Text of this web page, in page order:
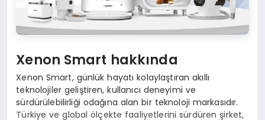
Xenon Smart hakkında
Xenon Smart, günlük hayatı kolaylaştıran akıllı
teknolojiler geliştiren, kullanıcı deneyimi ve
sürdürülebilirliği odağına alan bir teknoloji markasıdır.
Türkiye ve global ölçekte faaliyetlerini sürdüren şirket,